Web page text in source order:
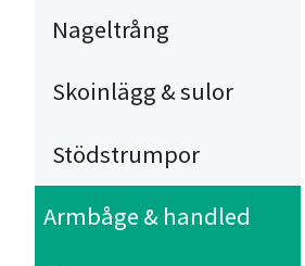
Nageltrång
Skoinlägg & sulor
Stödstrumpor
Armbåge & handled